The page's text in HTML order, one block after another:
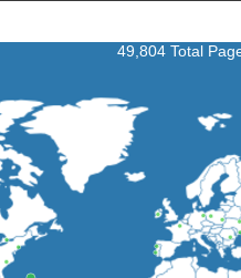
49,804 Total